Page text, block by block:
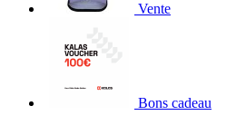
Vente
Bons cadeau